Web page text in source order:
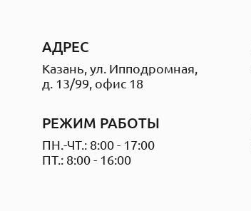
АДРЕС
Казань, ул. Ипподромная,
д. 13/99, офис 18
РЕЖИМ РАБОТЫ
ПН.-ЧТ.: 8:00 - 17:00
ПТ.: 8:00 - 16:00